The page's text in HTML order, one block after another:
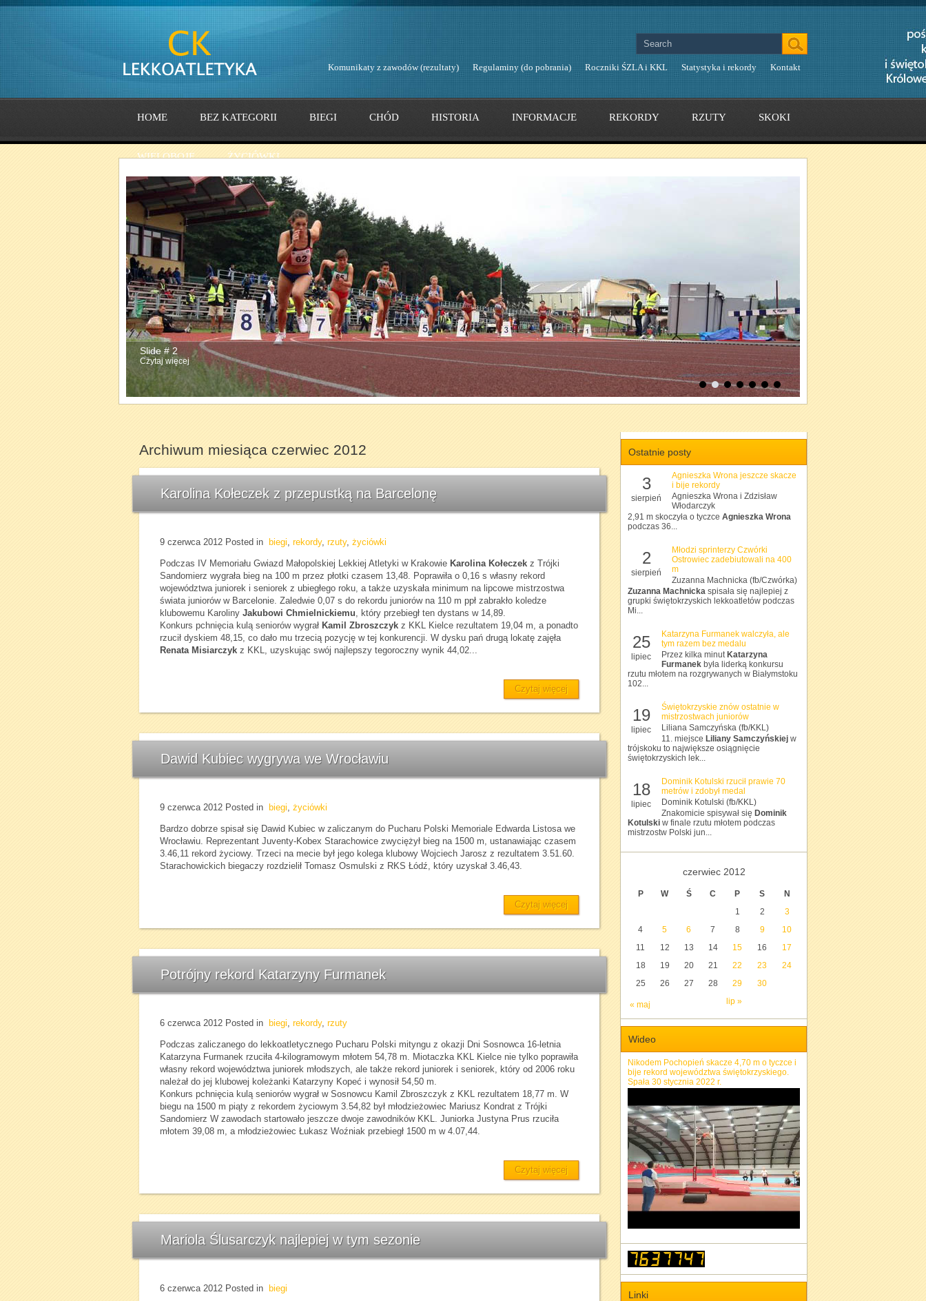
Komunikaty z zawodów (rezultaty) Regulaminy (do pobrania) Roczniki ŚZLA i KKL Statystyka i rekordy Kontakt
HOME BEZ KATEGORII BIEGI CHÓD HISTORIA INFORMACJE REKORDY RZUTY SKOKI
WIELOBOJE ŻYCIÓWKI
Slide # 2
Czytaj więcej
Slide # 3
Czytaj więcej
1 2 3 5 6 7
Ostatnie posty
3
sierpień
Agnieszka Wrona jeszcze skacze
i bije rekordy
Agnieszka Wrona i Zdzisław
Włodarczyk
2,91 m skoczyła o tyczce Agnieszka Wrona
podczas 36...
2
sierpień
Młodzi sprinterzy Czwórki
Ostrowiec zadebiutowali na 400
m
Zuzanna Machnicka (fb/Czwórka)
Zuzanna Machnicka spisała się najlepiej z
grupki świętokrzyskich lekkoatletów podczas
Mi...
25
lipiec
Katarzyna Furmanek walczyła, ale
tym razem bez medalu
Przez kilka minut Katarzyna
Furmanek była liderką konkursu
rzutu młotem na rozgrywanych w Białymstoku
102...
19
lipiec
Świętokrzyskie znów ostatnie w
mistrzostwach juniorów
Liliana Samczyńska (fb/KKL)
11. miejsce Liliany Samczyńskiej w
trójskoku to największe osiągnięcie
świętokrzyskich lek...
18
lipiec
Dominik Kotulski rzucił prawie 70
metrów i zdobył medal
Dominik Kotulski (fb/KKL)
Znakomicie spisywał się Dominik
Kotulski w finale rzutu młotem podczas
mistrzostw Polski jun...
czerwiec 2012
P W Ś C P S N
« maj lip »
1 2
3
4
5 6 7 8 9
10
11
12 13 14 15 16
17
18
19 20 21 22 23
24
25
26 27 28 29 30
Wideo
Nikodem Pochopień skacze 4,70 m o tyczce i
bije rekord województwa świętokrzyskiego.
Spała 30 stycznia 2022 r.
Linki
Archiwum miesiąca czerwiec 2012
Karolina Kołeczek z przepustką na Barcelonę
9 czerwca 2012 Posted in biegi, rekordy, rzuty, życiówki
Podczas IV Memoriału Gwiazd Małopolskiej Lekkiej Atletyki w Krakowie Karolina Kołeczek z Trójki
Sandomierz wygrała bieg na 100 m przez płotki czasem 13,48. Poprawiła o 0,16 s własny rekord
województwa juniorek i seniorek z ubiegłego roku, a także uzyskała minimum na lipcowe mistrzostwa
świata juniorów w Barcelonie. Zaledwie 0,07 s do rekordu juniorów na 110 m ppł zabrakło koledze
klubowemu Karoliny Jakubowi Chmielnickiemu, który przebiegł ten dystans w 14,89.
Konkurs pchnięcia kulą seniorów wygrał Kamil Zbroszczyk z KKL Kielce rezultatem 19,04 m, a ponadto
rzucił dyskiem 48,15, co dało mu trzecią pozycję w tej konkurencji. W dysku pań drugą lokatę zajęła
Renata Misiarczyk z KKL, uzyskując swój najlepszy tegoroczny wynik 44,02...
Czytaj więcej
Dawid Kubiec wygrywa we Wrocławiu
9 czerwca 2012 Posted in biegi, życiówki
Bardzo dobrze spisał się Dawid Kubiec w zaliczanym do Pucharu Polski Memoriale Edwarda Listosa we
Wrocławiu. Reprezentant Juventy-Kobex Starachowice zwyciężył bieg na 1500 m, ustanawiając czasem
3.46,11 rekord życiowy. Trzeci na mecie był jego kolega klubowy Wojciech Jarosz z rezultatem 3.51.60.
Starachowickich biegaczy rozdzielił Tomasz Osmulski z RKS Łódź, który uzyskał 3.46,43.
Czytaj więcej
Potrójny rekord Katarzyny Furmanek
6 czerwca 2012 Posted in biegi, rekordy, rzuty
Podczas zaliczanego do lekkoatletycznego Pucharu Polski mityngu z okazji Dni Sosnowca 16-letnia
Katarzyna Furmanek rzuciła 4-kilogramowym młotem 54,78 m. Miotaczka KKL Kielce nie tylko poprawiła
własny rekord województwa juniorek młodszych, ale także rekord juniorek i seniorek, który od 2006 roku
należał do jej klubowej koleżanki Katarzyny Kopeć i wynosił 54,50 m.
Konkurs pchnięcia kulą seniorów wygrał w Sosnowcu Kamil Zbroszczyk z KKL rezultatem 18,77 m. W
biegu na 1500 m piąty z rekordem życiowym 3.54,82 był młodzieżowiec Mariusz Kondrat z Trójki
Sandomierz W zawodach startowało jeszcze dwoje zawodników KKL. Juniorka Justyna Prus rzuciła
młotem 39,08 m, a młodzieżowiec Łukasz Woźniak przebiegł 1500 m w 4.07,44.
Czytaj więcej
Mariola Ślusarczyk najlepiej w tym sezonie
6 czerwca 2012 Posted in biegi